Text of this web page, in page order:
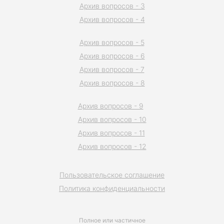
Полное или частичное
Пользовательское соглашение
Политика конфиденциальности
Архив вопросов - 3
Архив вопросов - 4
Архив вопросов - 5
Архив вопросов - 6
Архив вопросов - 7
Архив вопросов - 8
Архив вопросов - 9
Архив вопросов - 10
Архив вопросов - 11
Архив вопросов - 12